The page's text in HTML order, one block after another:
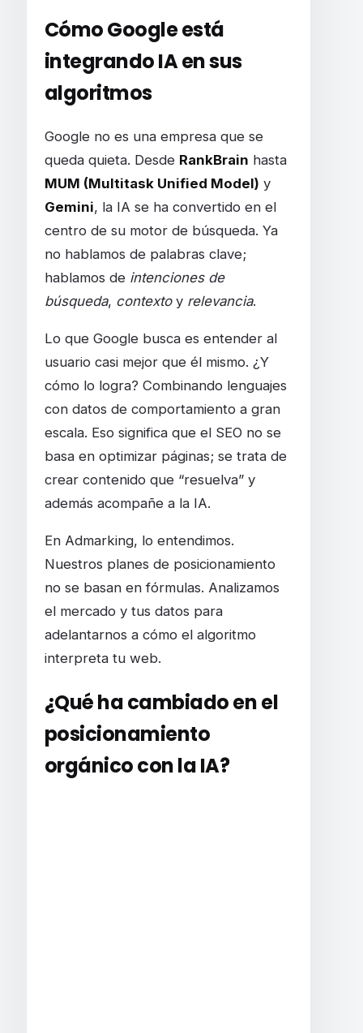
Cómo Google está
integrando IA en sus
algoritmos
Google no es una empresa que se
queda quieta. Desde RankBrain hasta
MUM (Multitask Unified Model) y
Gemini, la IA se ha convertido en el
centro de su motor de búsqueda. Ya
no hablamos de palabras clave;
hablamos de intenciones de
búsqueda, contexto y relevancia.
Lo que Google busca es entender al
usuario casi mejor que él mismo. ¿Y
cómo lo logra? Combinando lenguajes
con datos de comportamiento a gran
escala. Eso significa que el SEO no se
basa en optimizar páginas; se trata de
crear contenido que “resuelva” y
además acompañe a la IA.
En Admarking, lo entendimos.
Nuestros planes de posicionamiento
no se basan en fórmulas. Analizamos
el mercado y tus datos para
adelantarnos a cómo el algoritmo
interpreta tu web.
¿Qué ha cambiado en el
posicionamiento
orgánico con la IA?